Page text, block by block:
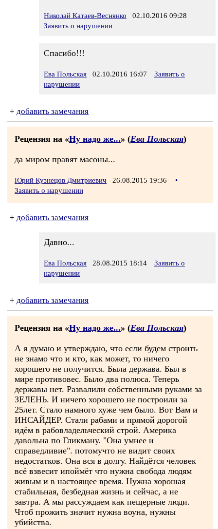
Николай Катаев-Веснянко 02.10.2016 09:28
Заявить о нарушении
Спасибо!!!
Ева Польская 02.10.2016 16:07
Заявить о
нарушении
+ добавить замечания
Рецензия на «Ну надо же...» (Ева Польская)
да миром правят масоны...
Юрий Кузнецов Дмитриевич 26.08.2015 19:36
•
Заявить о нарушении
+ добавить замечания
Давно...
Ева Польская 28.08.2015 18:14
Заявить о
нарушении
+ добавить замечания
Рецензия на «Ну надо же...» (Ева Польская)
А я думаю и утверждаю, что если будем строить
не знамо что и кто, как может, то ничего
хорошего не получится. Была держава. Был в
мире противовес. Было два полюса. Теперь
державы нет. Развалили собственными руками за
ЗЕЛЕНЬ. И ничего хорошего не построили за
25лет. Стало намного хуже чем было. Вот Вам и
ИНСАЙДЕР. Стали рабами и прямой дорогой
идём в рабовладельческий строй. Америка
давольна по Гликману. "Она умнее и
справедливие". потомучто не видит своих
недостатков. Она вся в долгу. Найдётся человек
всё взвесит ипоймёт что нужна свобода людям
живым и в настоящее время. Нужна хорошая
стабильная, безбедная жизнь и сейчас, а не
завтра. А мы рассуждаем как пещерные люди.
Чтоб прожить значит нужна воуна, нужны
убийства.